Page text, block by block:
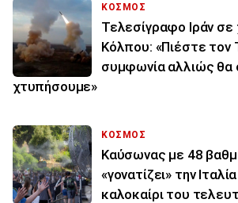
ΚΟΣΜΟΣ
Τελεσίγραφο Ιράν
Κόλπου: «Πιέστε τον
συμφωνία αλλιώς θα
χτυπήσουμε»
ΚΟΣΜΟΣ
Καύσωνας με 48
«γονατίζει» την
καλοκαίρι του